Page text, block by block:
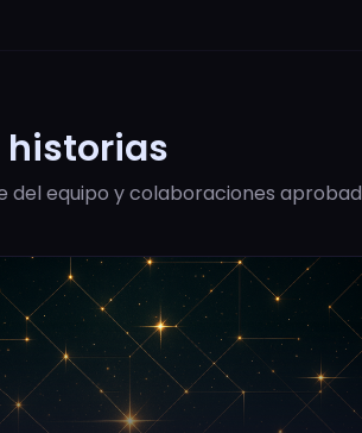
del equipo y colaboraciones